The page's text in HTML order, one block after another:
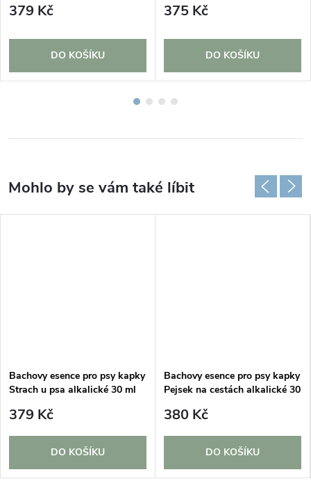
379 Kč
DO KOŠÍKU
375 Kč
DO KOŠÍKU
Bachovy esence pro psy kapky
Strach u psa alkalické 30 ml
379 Kč
DO KOŠÍKU
Bachovy esence pro psy kapky
Pejsek na cestách alkalické 30
380 Kč
DO KOŠÍKU